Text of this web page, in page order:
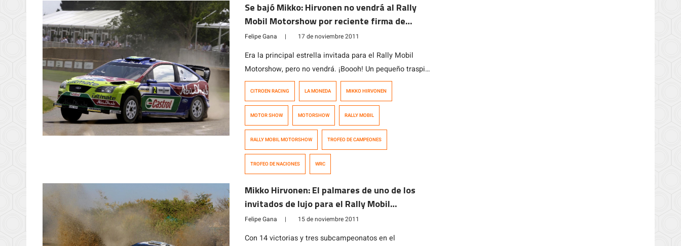
Se bajó Mikko: Hirvonen no vendrá al Rally
Mobil Motorshow por reciente firma de
contrato con Citroen
Felipe Gana | 17 de noviembre 2011
Era la principal estrella invitada para el Rally Mobil
Motorshow, pero no vendrá. ¡Boooh! Un pequeño traspié
ha sufrido el Trofeo de las Naciones del Motorshow
con el equipo oficial Citroen para reemplazar a
Sebastian Ogier como […]
CITROEN RACING LA MONEDA MIKKO HIRVONEN
MOTOR SHOW MOTORSHOW RALLY MOBIL
RALLY MOBIL MOTORSHOW TROFEO DE CAMPEONES
TROFEO DE NACIONES WRC
Mikko Hirvonen: El palmares de uno de los
invitados de lujo para el Rally Mobil
Motorshow 2011
Felipe Gana | 15 de noviembre 2011
Con 14 victorias y tres subcampeonatos en el